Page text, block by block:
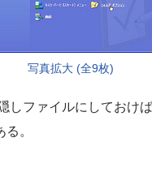
写真拡大 (全9枚)
ファイルにしておけば
。